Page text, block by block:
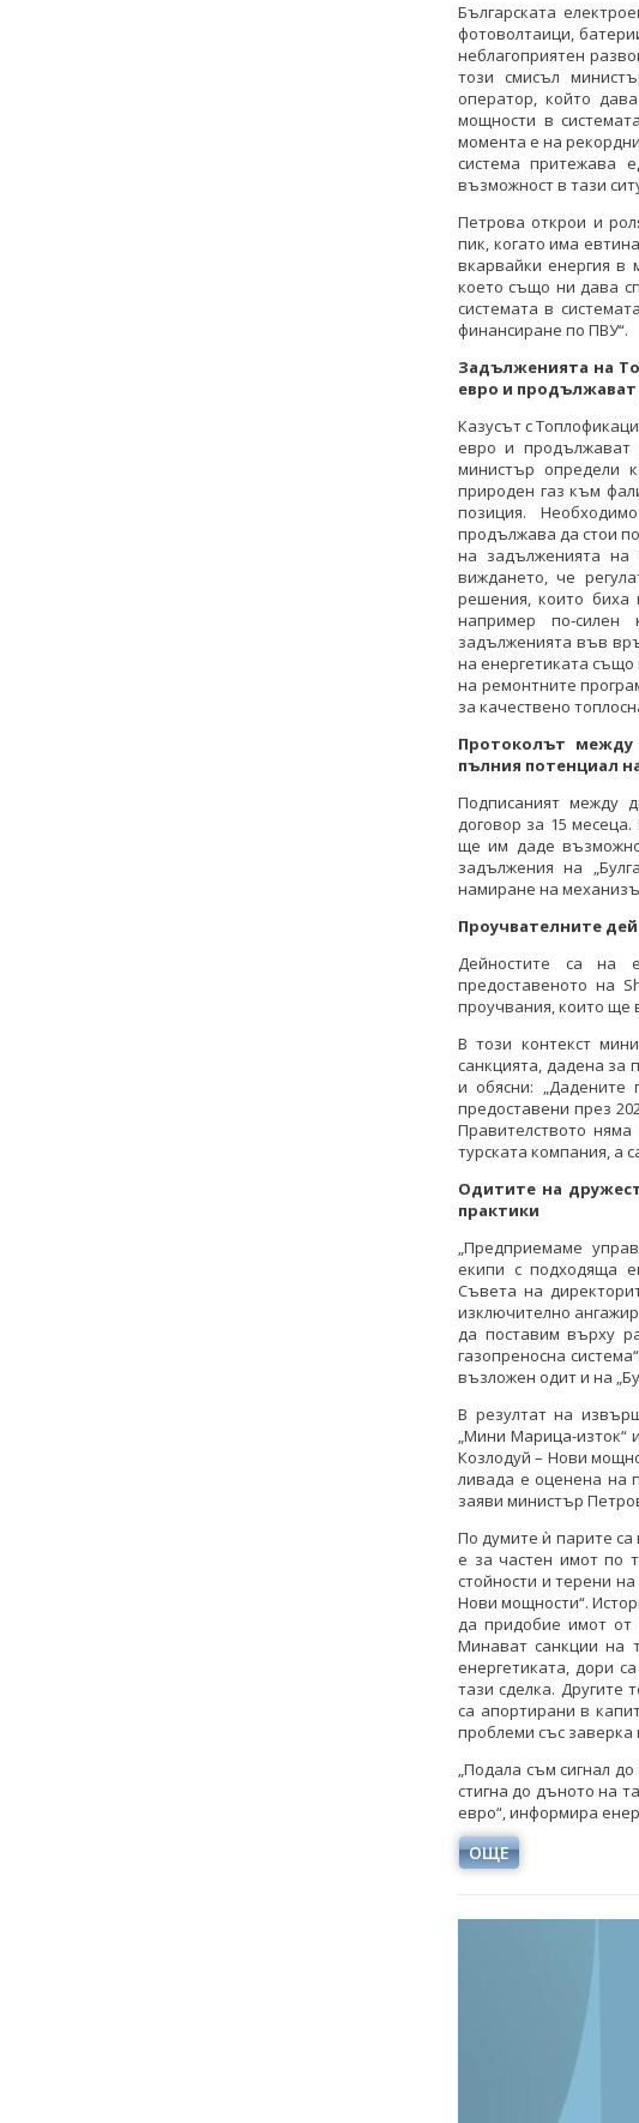
Българската
фотоволтаици,
неблагоприятен
този смисъл
оператор, който
мощности в
момента е на
система притежава
възможност в тази
Петрова открои и
пик, когато има
вкарвайки енергия в
което също ни дава
системата в
финансиране по ПВУ“.
Задълженията на
евро и продължават
Казусът с
евро и продължават
министър определи
природен газ към
позиция.
продължава да стои
на задълженията на
виждането, че
решения, които биха
например по-силен
задълженията във
на енергетиката
на ремонтните
за качествено
Протоколът между
пълния потенциал
Подписаният между
договор за 15
ще им даде
задължения на
намиране на
Проучвателните
Дейностите са на
предоставеното на
проучвания, които ще
В този контекст
санкцията, дадена за
и обясни:
предоставени през
Правителството
турската компания, а
Одитите на
практики
„Предприемаме
екипи с подходяща
Съвета на
изключително
да поставим върху
газопреносна
възложен одит и на
В резултат на
„Мини Марица-изток“
Козлодуй – Нови
ливада е оценена на
заяви министър
По думите ѝ парите са
е за частен имот по
стойности и терени
Нови мощности“.
да придобие имот от
Минават санкции на
енергетиката, дори
тази сделка. Другите
са апортирани в
проблеми със заверка
„Подала съм сигнал
стигна до дъното на
евро“, информира
ОЩЕ